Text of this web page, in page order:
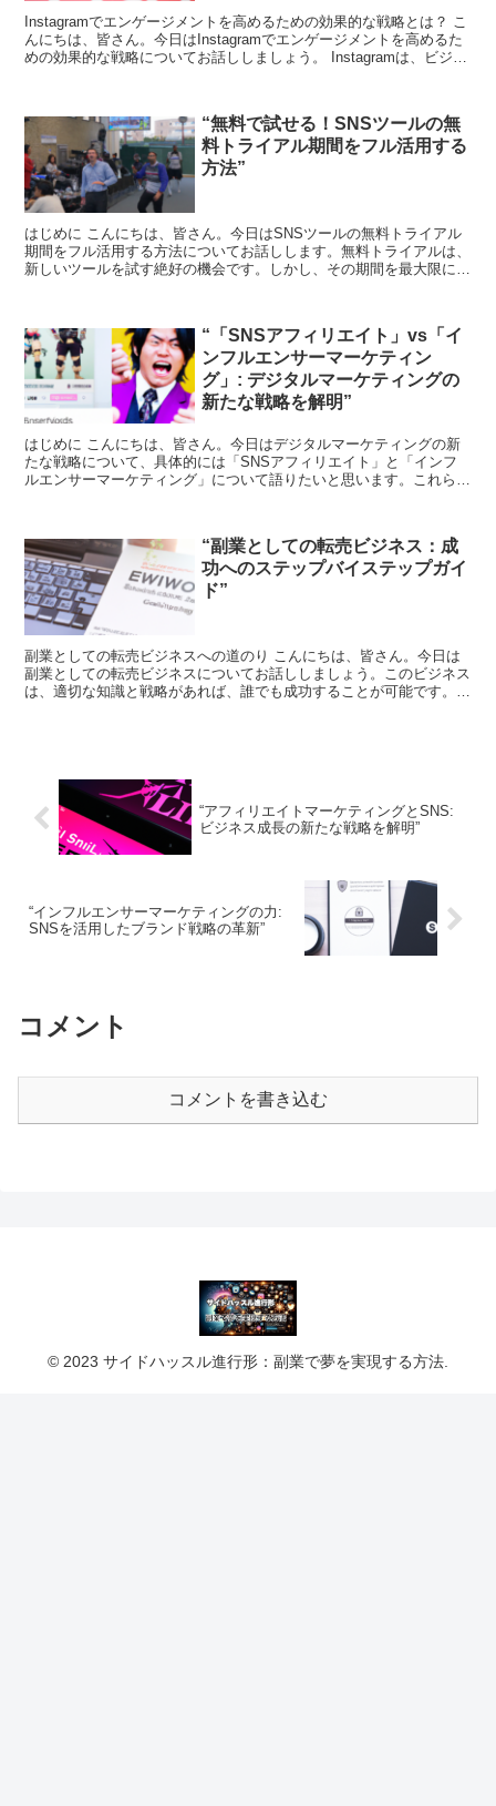
Instagramでエンゲージメントを高めるための効果的な戦略とは？ こ
んにちは、皆さん。今日はInstagramでエンゲージメントを高めるた
めの効果的な戦略についてお話ししましょう。 Instagramは、ビジネ
“無料で試せる！SNSツールの無
料トライアル期間をフル活用する
方法”
はじめに こんにちは、皆さん。今日はSNSツールの無料トライアル
期間をフル活用する方法についてお話しします。無料トライアルは、
新しいツールを試す絶好の機会です。しかし、その期間を最大限に活
“「SNSアフィリエイト」vs「イ
ンフルエンサーマーケティン
グ」: デジタルマーケティングの
新たな戦略を解明”
はじめに こんにちは、皆さん。今日はデジタルマーケティングの新
たな戦略について、具体的には「SNSアフィリエイト」と「インフ
ルエンサーマーケティング」について語りたいと思います。これらの
“副業としての転売ビジネス：成
功へのステップバイステップガイ
ド”
副業としての転売ビジネスへの道のり こんにちは、皆さん。今日は
副業としての転売ビジネスについてお話ししましょう。このビジネス
は、適切な知識と戦略があれば、誰でも成功することが可能です。で
“アフィリエイトマーケティングとSNS:
ビジネス成長の新たな戦略を解明”
“インフルエンサーマーケティングの力:
SNSを活用したブランド戦略の革新”
コメント
コメントを書き込む
© 2023 サイドハッスル進行形：副業で夢を実現する方法.